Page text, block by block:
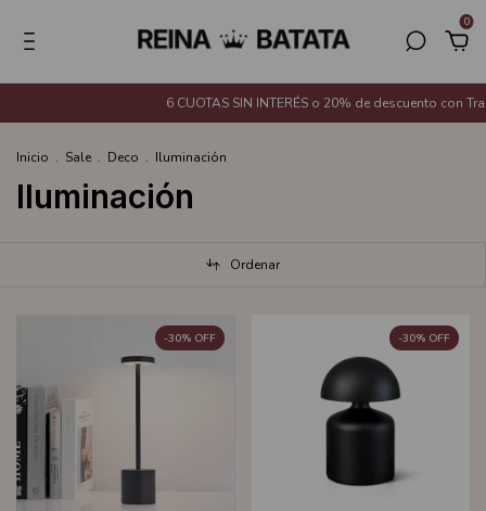
0
6 CUOTAS SIN INTERÉS o 20% de descuento con
Inicio . Sale . Deco . Iluminación
Iluminación
Ordenar
-30% OFF -30% OFF